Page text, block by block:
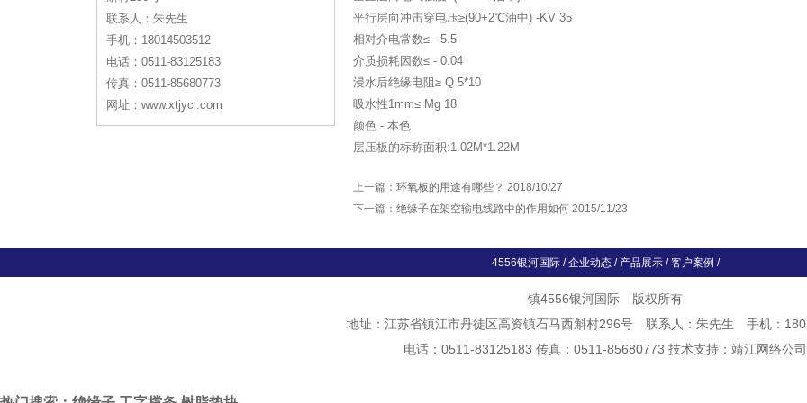
联系人：朱先生
手机：18014503512
电话：0511-83125183
传真：0511-85680773
网址：www.xtjycl.com
平行层向冲击穿电压≥(90+2℃油中) -KV 35
相对介电常数≤ - 5.5
介质损耗因数≤ - 0.04
浸水后绝缘电阻≥ Q 5*10
吸水性1mm≤ Mg 18
颜色 - 本色
层压板的标称面积:1.02M*1.22M
上一篇： 环氧板的用途有哪些？ 2018/10/27
下一篇： 绝缘子在架空输电线路中的作用如何 2015/11/23
4556银河国际/企业动态/ 产品展示/客户案例 /
镇4556银河国际 版权所有
地址：江苏省镇江市丹徒区高资镇石马西斛村296号 联系人：朱先生 手机：
电话：0511-83125183 传真：0511-85680773 技术支持： 靖江网络公司